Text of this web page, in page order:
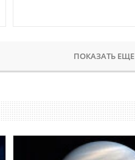
ПОКАЗАТЬ ЕЩЕ